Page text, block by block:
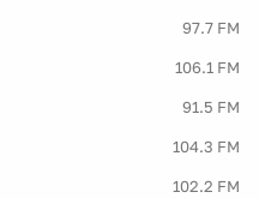
97.7 FM
106.1 FM
91.5 FM
104.3 FM
102.2 FM